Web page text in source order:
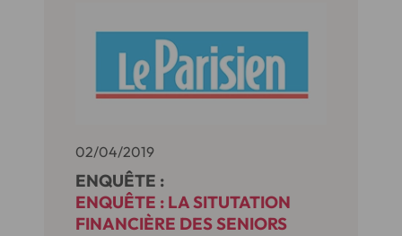
02/04/2019
ENQUÊTE :
ENQUÊTE : LA SITUTATION
FINANCIÈRE DES SENIORS